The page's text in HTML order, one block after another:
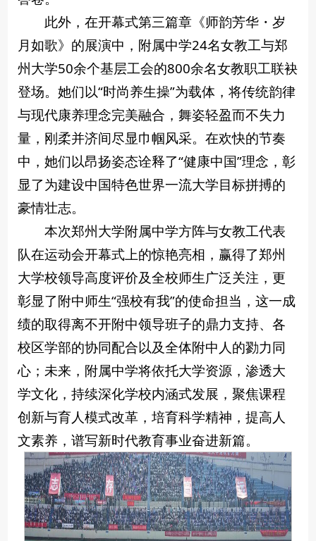
此外，在开幕式第三篇章《师韵芳华・岁
月如歌》的展演中，附属中学24名女教工与郑
州大学50余个基层工会的800余名女教职工联袂
登场。她们以“时尚养生操”为载体，将传统韵律
与现代康养理念完美融合，舞姿轻盈而不失力
量，刚柔并济间尽显巾帼风采。在欢快的节奏
中，她们以昂扬姿态诠释了“健康中国”理念，彰
显了为建设中国特色世界一流大学目标拼搏的
豪情壮志。
本次郑州大学附属中学方阵与女教工代表
队在运动会开幕式上的惊艳亮相，赢得了郑州
大学校领导高度评价及全校师生广泛关注，更
彰显了附中师生“强校有我”的使命担当，这一成
绩的取得离不开附中领导班子的鼎力支持、各
校区学部的协同配合以及全体附中人的勠力同
心；未来，附属中学将依托大学资源，渗透大
学文化，持续深化学校内涵式发展，聚焦课程
创新与育人模式改革，培育科学精神，提高人
文素养，谱写新时代教育事业奋进新篇。